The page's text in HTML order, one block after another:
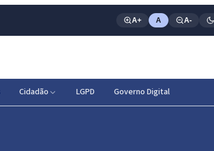
A+ A A-
Cidadão LGPD Governo Digital